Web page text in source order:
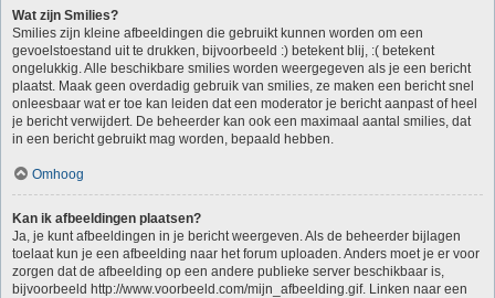
Wat zijn Smilies?
Smilies zijn kleine afbeeldingen die gebruikt kunnen worden om een
gevoelstoestand uit te drukken, bijvoorbeeld :) betekent blij, :( betekent
ongelukkig. Alle beschikbare smilies worden weergegeven als je een bericht
plaatst. Maak geen overdadig gebruik van smilies, ze maken een bericht snel
onleesbaar wat er toe kan leiden dat een moderator je bericht aanpast of heel
je bericht verwijdert. De beheerder kan ook een maximaal aantal smilies, dat
in een bericht gebruikt mag worden, bepaald hebben.
Omhoog
Kan ik afbeeldingen plaatsen?
Ja, je kunt afbeeldingen in je bericht weergeven. Als de beheerder bijlagen
toelaat kun je een afbeelding naar het forum uploaden. Anders moet je er voor
zorgen dat de afbeelding op een andere publieke server beschikbaar is,
bijvoorbeeld http://www.voorbeeld.com/mijn_afbeelding.gif. Linken naar een